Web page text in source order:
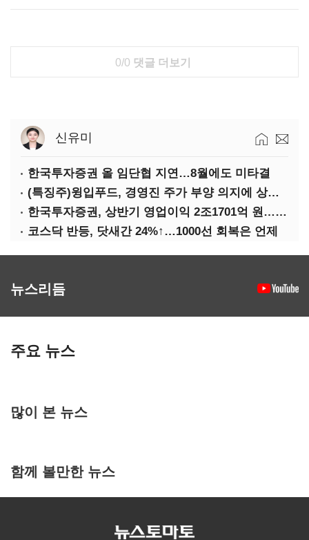
0/0 댓글 더보기
신유미
한국투자증권 올 임단협 지연…8월에도 미타결
(특징주)윙입푸드, 경영진 주가 부양 의지에 상한가
한국투자증권, 상반기 영업이익 2조1701억 원… 전년비 89.1%↑
코스닥 반등, 닷새간 24%↑…1000선 회복은 언제
뉴스리듬
주요 뉴스
많이 본 뉴스
함께 볼만한 뉴스